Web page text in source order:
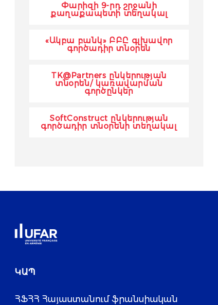
Փարիզի 9-րդ շրջանի
քաղաքապետի տեղակալ
«Ակբա բանկ» ԲԲԸ գլխավոր
գործադիր տնօրեն
TK@Partners ընկերության
տնօրեն/ կառավարման
գործընկեր
SoftConstruct ընկերության
գործադիր տնօրենի տեղակալ
ԿԱՊ
ՀՖՀՀ Հայաստանում ֆրանսիական